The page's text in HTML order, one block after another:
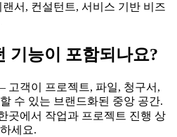
서, 컨설턴트, 서비스 기반 비즈
기능이 포함되나요?
고객이 프로젝트, 파일, 청구서,
수 있는 브랜드화된 중앙 공간.
곳에서 작업과 프로젝트 진행 상
세요.